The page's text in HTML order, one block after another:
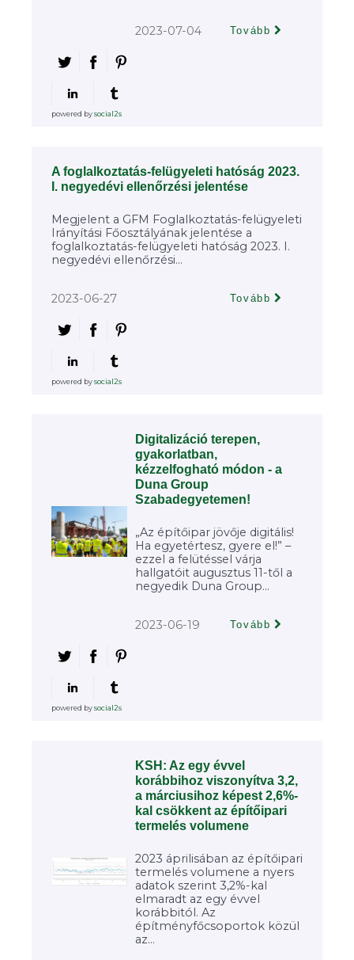
2023-07-04 Tovább
powered bysocial2s
A foglalkoztatás-felügyeleti hatóság 2023.
I. negyedévi ellenőrzési jelentése
Megjelent a GFM Foglalkoztatás-felügyeleti
Irányítási Főosztályának jelentése a
foglalkoztatás-felügyeleti hatóság 2023. I.
negyedévi ellenőrzési...
2023-06-27 Tovább
powered bysocial2s
Digitalizáció terepen,
gyakorlatban,
kézzelfogható módon - a
Duna Group
Szabadegyetemen!
„Az építőipar jövője digitális!
Ha egyetértesz, gyere el!” –
ezzel a felütéssel várja
hallgatóit augusztus 11-től a
negyedik Duna Group...
2023-06-19 Tovább
powered bysocial2s
KSH: Az egy évvel
korábbihoz viszonyítva 3,2,
a márciusihoz képest 2,6%-
kal csökkent az építőipari
termelés volumene
2023 áprilisában az építőipari
termelés volumene a nyers
adatok szerint 3,2%-kal
elmaradt az egy évvel
korábbitól. Az
építményfőcsoportok közül
az...